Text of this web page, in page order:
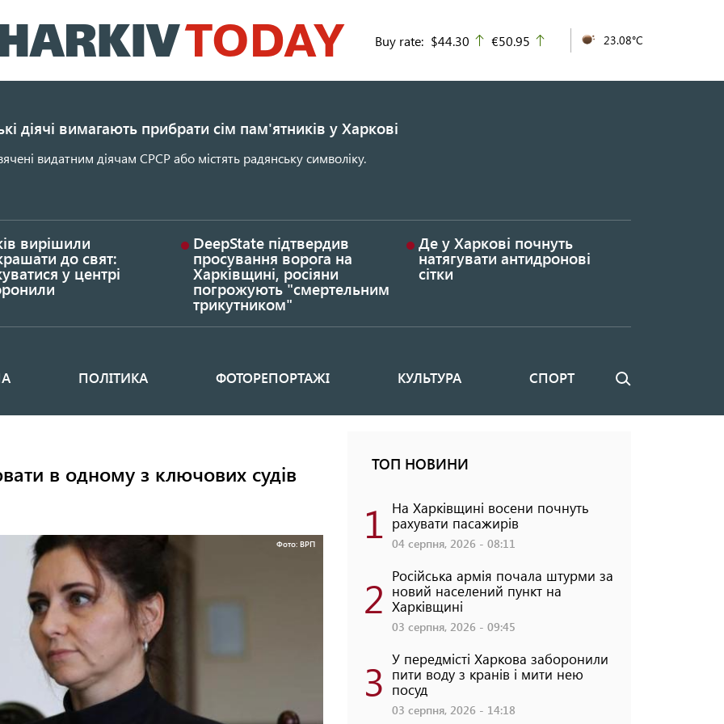
до
основного
Buy rate: $44.30 up
€50.95 23.08°C
діячі вимагають прибрати сім пам'ятників у Харкові
видатним діячам СРСР або містять радянську символіку.
вирішили
до свят:
у центрі
DeepState підтвердив
просування ворога на
Харківщині, росіяни
погрожують "смертельним
трикутником"
Де у Харкові почнуть
натягувати антидронові
сітки
ПОЛІТИКА ФОТОРЕПОРТАЖІ КУЛЬТУРА СПОРТ Пошук
в одному з ключових судів
Фото: ВРП
ТОП НОВИНИ
1 На Харківщині восени почнуть
рахувати пасажирів
04 серпня, 2026 - 08:11
2 Російська армія почала штурми за
новий населений пункт на
Харківщині
03 серпня, 2026 - 09:45
3 У передмісті Харкова заборонили
пити воду з кранів і мити нею
посуд
03 серпня, 2026 - 14:18